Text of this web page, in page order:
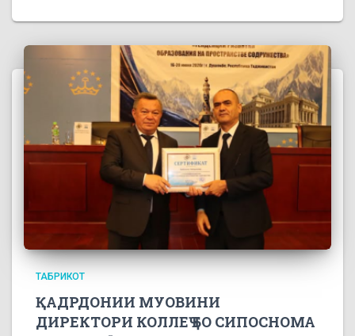
ТАБРИКОТ
ҚАДРДОНИИ МУОВИНИ
ДИРЕКТОРИ КОЛЛЕҶ БО СИПОСНОМА